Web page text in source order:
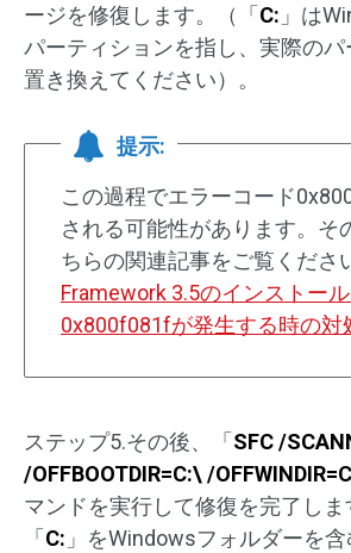
ージを修復します。（「 C: 」は
パーティションを指し、実際の
置き換えてください）。
提示:
この過程でエラーコード
される可能性があります。そ
ちらの関連記事をご覧くださ
Framework 3.5のインストー
0x800f081fが発生する時の対
ステップ5.その後、「 SFC /
/OFFBOOTDIR=C:\ /
マンドを実行して修復を完了しま
「 C: 」をWindowsフォルダーを